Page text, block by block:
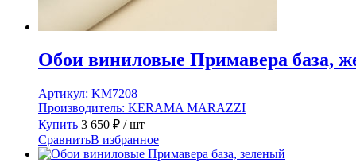
Обои виниловые Примавера база,
Артикул: KM7208
Производитель: KERAMA MARAZZI
Купить 3 650 ₽ / шт
СравнитьВ избранное